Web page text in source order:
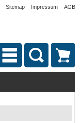
Sitemap Impressum AGB